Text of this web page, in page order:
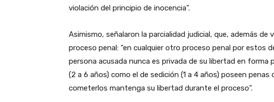
violación del principio de inocencia”.
Asimismo, señalaron la parcialidad judicial, que, además de
proceso penal: “en cualquier otro proceso penal por estos
persona acusada nunca es privada de su libertad en
(2 a 6 años) como el de sedición (1 a 4 años) poseen penas
cometerlos mantenga su libertad durante el proceso”.